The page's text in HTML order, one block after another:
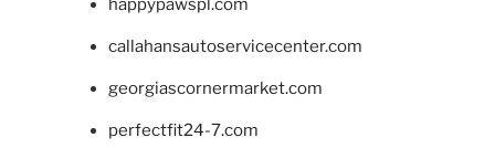
happypawspl.com
callahansautoservicecenter.com
georgiascornermarket.com
perfectfit24-7.com